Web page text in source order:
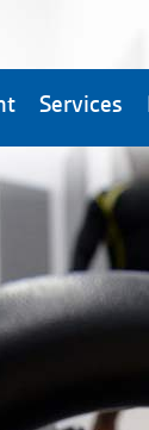
Services